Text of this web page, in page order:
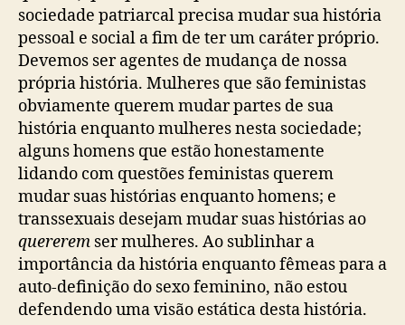
sociedade patriarcal precisa mudar sua história
pessoal e social a fim de ter um caráter próprio.
Devemos ser agentes de mudança de nossa
própria história. Mulheres que são feministas
obviamente querem mudar partes de sua
história enquanto mulheres nesta sociedade;
alguns homens que estão honestamente
lidando com questões feministas querem
mudar suas histórias enquanto homens; e
transsexuais desejam mudar suas histórias ao
quererem ser mulheres. Ao sublinhar a
importância da história enquanto fêmeas para a
auto-definição do sexo feminino, não estou
defendendo uma visão estática desta história.